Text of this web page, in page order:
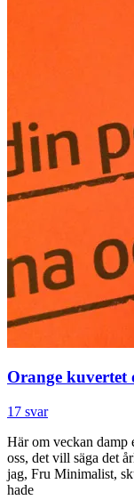
Orange kuvertet
17 svar
Här om veckan damp
oss, det vill säga det
jag, Fru Minimalist,
hade